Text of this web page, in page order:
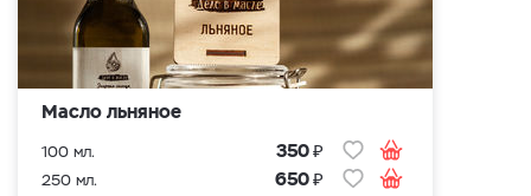
Масло льняное
100 мл. 350₽
250 мл. 650₽